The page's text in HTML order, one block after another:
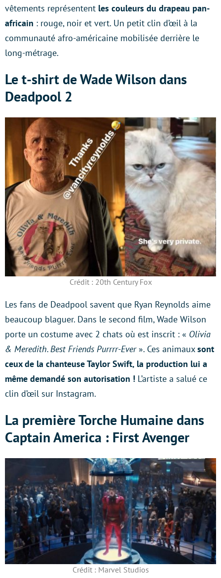
vêtements représentent les couleurs du drapeau pan-
africain : rouge, noir et vert. Un petit clin d’œil à la
communauté afro-américaine mobilisée derrière le
long-métrage.
Le t-shirt de Wade Wilson dans
Deadpool 2
Crédit : 20th Century Fox
Les fans de Deadpool savent que Ryan Reynolds aime
beaucoup blaguer. Dans le second film, Wade Wilson
porte un costume avec 2 chats où est inscrit : « Olivia
& Meredith. Best Friends Purrrr-Ever ». Ces animauxsont
ceux de la chanteuse Taylor Swift, la production lui a
même demandé son autorisation ! L’artiste a salué ce
clin d’œil sur Instagram.
La première Torche Humaine dans
Captain America : First Avenger
Crédit : Marvel Studios